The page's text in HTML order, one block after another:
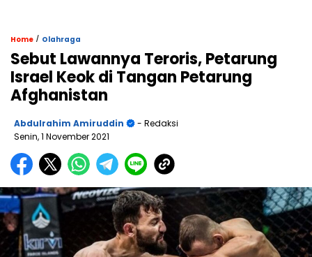
Home / Olahraga
Sebut Lawannya Teroris, Petarung
Israel Keok di Tangan Petarung
Afghanistan
Abdulrahim Amiruddin
- Redaksi
Senin, 1 November 2021